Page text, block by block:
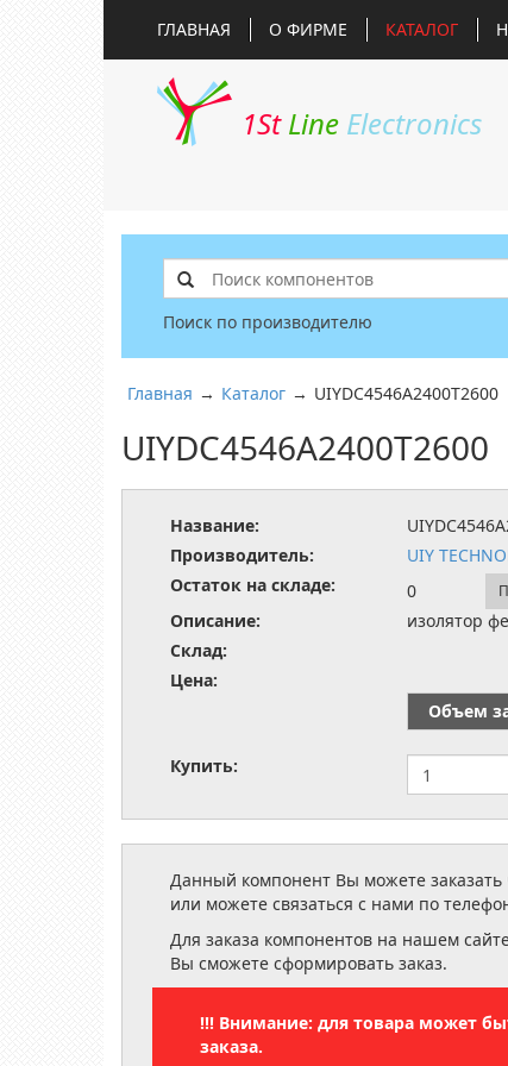
ГЛАВНАЯ О ФИРМЕ КАТАЛОГ
1St Line Electronics
Поиск по производителю
Главная → Каталог → UIYDC4546A2400T2600
UIYDC4546A2400T2600
Название:
Производитель:
UIY
Остаток на складе:
0
Описание:
изолятор
Склад:
Цена:
Объем
Купить:
Данный компонент Вы можете
или можете связаться с нами по
Для заказа компонентов на нашем
Вы сможете сформировать заказ.
!!! Внимание: для товара может
заказа.